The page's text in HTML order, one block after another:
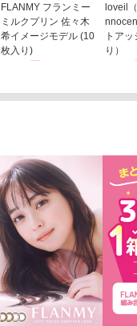
FLANMY フランミー
ミルクプリン 佐々木
希イメージモデル (10
枚入り)
loveil
トア
り）